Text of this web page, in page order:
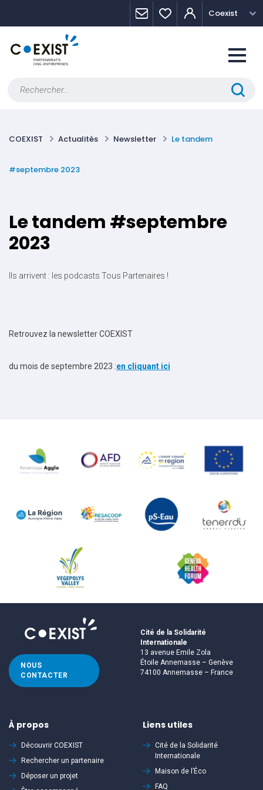
Coexist
COEXIST Actualités Newsletter Le tandem
#septembre 2023
Le tandem #septembre
2023
Ils arrivent : les podcasts Tous Partenaires !
Retrouvez la newsletter COEXIST
du mois de septembre 2023 :en cliquant ici
NOUS
CONTACTER
Cité de la Solidarité
Internationale
13 avenue Emile Zola
Étoile Annemasse – Genève
74100 Annemasse – France
À propos
Découvrir COEXIST
Rechercher un partenaire
Déposer un projet
Liens utiles
Cité de la Solidarité
Internationale
Maison de l’Éco
FAQ